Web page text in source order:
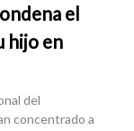
el
hijo en
del
concentrado a